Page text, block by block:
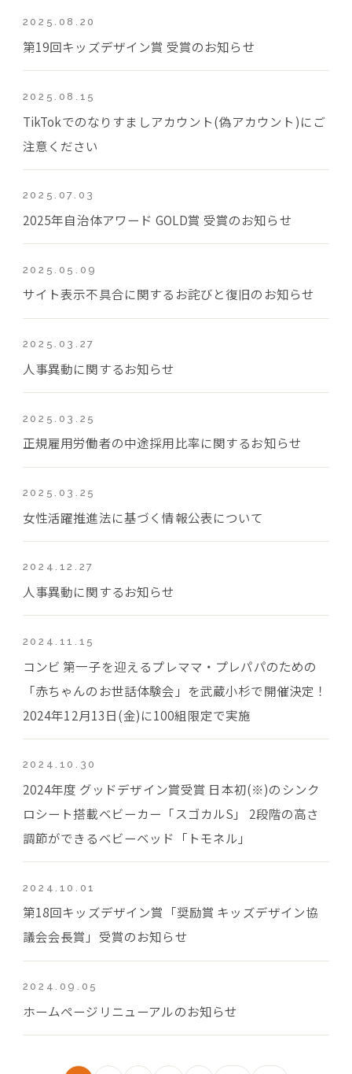
2025.08.20
第19回キッズデザイン賞 受賞のお知らせ
2025.08.15
TikTokでのなりすましアカウント(偽アカウント)にご
注意ください
2025.07.03
2025年自治体アワード GOLD賞 受賞のお知らせ
2025.05.09
サイト表示不具合に関するお詫びと復旧のお知らせ
2025.03.27
人事異動に関するお知らせ
2025.03.25
正規雇用労働者の中途採用比率に関するお知らせ
2025.03.25
女性活躍推進法に基づく情報公表について
2024.12.27
人事異動に関するお知らせ
2024.11.15
コンビ 第一子を迎えるプレママ・プレパパのための
「赤ちゃんのお世話体験会」を武蔵小杉で開催決定！
2024年12月13日(金)に100組限定で実施
2024.10.30
2024年度 グッドデザイン賞受賞 日本初(※)のシンク
ロシート搭載ベビーカー「スゴカルS」 2段階の高さ
調節ができるベビーベッド「トモネル」
2024.10.01
第18回キッズデザイン賞「奨励賞 キッズデザイン協
議会会長賞」受賞のお知らせ
2024.09.05
ホームページリニューアルのお知らせ